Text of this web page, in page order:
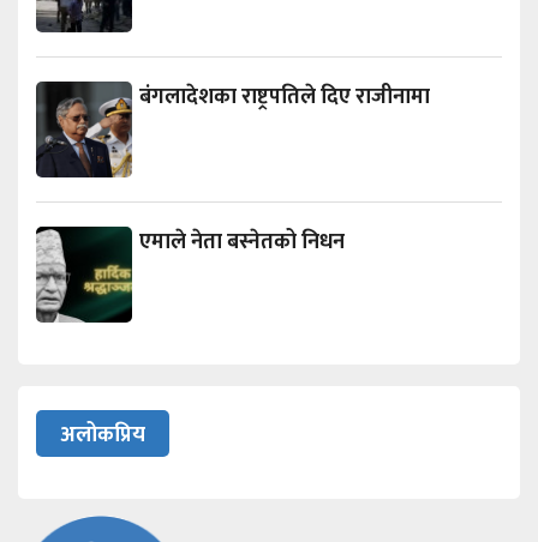
बंगलादेशका राष्ट्रपतिले दिए राजीनामा
एमाले नेता बस्नेतको निधन
अलोकप्रिय